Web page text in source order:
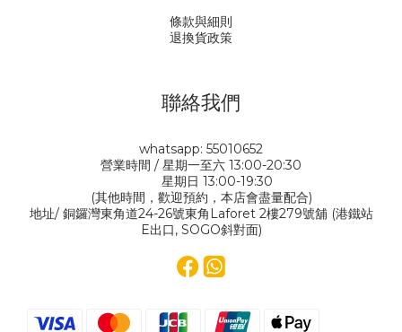
條款與細則
退換貨政策
聯絡我們
whatsapp: 55010652
營業時間 / 星期一至六 13:00-20:30
星期日 13:00-19:30
(其他時間，歡迎預約，本店會盡量配合)
地址/ 銅鑼灣東角道24-26號東角Laforet 2樓279號舖 (港鐵站
E出口, SOGO斜對面)